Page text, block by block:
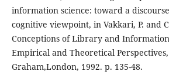
information science: toward a
cognitive viewpoint, in Vakkari, P. and
Conceptions of Library and
Empirical and Theoretical
Graham,London, 1992. p. 135-48.